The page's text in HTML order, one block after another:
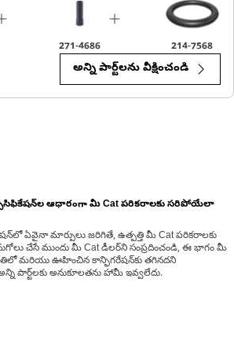
271-4686 214-7568
అన్ని పార్ట్‌లను వీక్షించండి
ఆధారంగా మీ Cat పరికరాలకు సరిపోయేలా
ఏవైనా మార్పులు జరిగితే, ఉత్పత్తి మీ Cat పరికరాలకు
చేసే ముందు మీ Cat డీలర్‌ని సంప్రదించండి, ఈ భాగం మీ
మరియు ఊహించిన కాన్ఫిగరేషన్‌కు తగినదని
పార్ట్‌లకు అనుకూలతను హామీ ఇవ్వలేదు.